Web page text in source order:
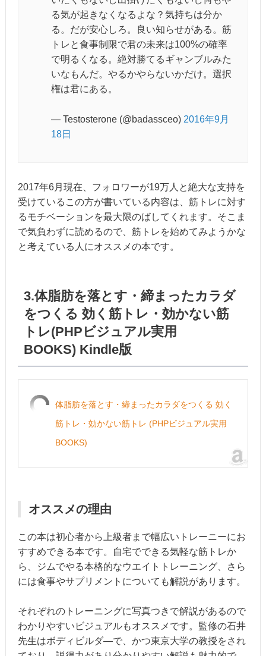
る気が起きなくなるよな？気持ちは分か
る。だが安心しろ。良い知らせがある。筋
トレと食事制限で君の未来は100%の確率
で明るくなる。絶対勝てるギャンブルみた
いなもんだ。やるかやらないかだけ。選択
権は君にある。
— Testosterone (@badassceo) 2016年9月
18日
2017年6月現在、フォロワーが19万人と絶大な支持を
受けているこの方が書いている内容は、筋トレに対す
るモチベーションを最大限のばしてくれます。そこま
で気負わずに読めるので、筋トレを始めてみようかな
と考えている人にオススメの本です。
3.体脂肪を落とす・締まったカラダ
をつくる 効く筋トレ・効かない筋
トレ(PHPビジュアル実用
BOOKS) Kindle版
体脂肪を落とす・締まったカラダをつくる 効く
筋トレ・効かない筋トレ (PHPビジュアル実用
BOOKS)
オススメの理由
この本は初心者から上級者まで幅広いトレーニーにお
すすめできる本です。自宅でできる気軽な筋トレか
ら、ジムでやる本格的なウエイトトレーニング、さら
には食事やサプリメントについても解説があります。
それぞれのトレーニングに写真つきで解説があるので
わかりやすいビジュアルもオススメです。監修の石井
先生はボディビルダ―で、かつ東京大学の教授をされ